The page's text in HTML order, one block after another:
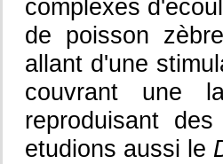
complexes
de poisson
allant d'une
couvrant une
reproduisant
etudions aussi le